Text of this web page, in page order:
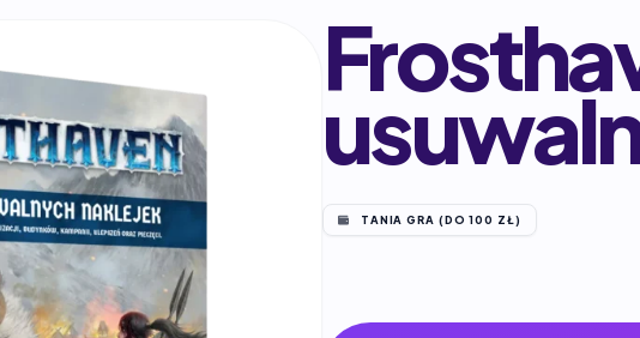
TANIA GRA (DO 100 ZŁ)